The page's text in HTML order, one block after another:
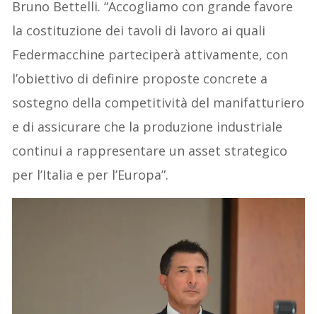
Bruno Bettelli. “Accogliamo con grande favore
la costituzione dei tavoli di lavoro ai quali
Federmacchine parteciperà attivamente, con
l’obiettivo di definire proposte concrete a
sostegno della competitività del manifatturiero
e di assicurare che la produzione industriale
continui a rappresentare un asset strategico
per l’Italia e per l’Europa”.